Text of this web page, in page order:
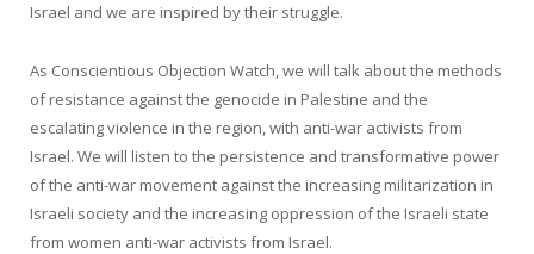
Israel and we are inspired by their struggle.
As Conscientious Objection Watch, we will talk about the methods
of resistance against the genocide in Palestine and the
escalating violence in the region, with anti-war activists from
Israel. We will listen to the persistence and transformative power
of the anti-war movement against the increasing militarization in
Israeli society and the increasing oppression of the Israeli state
from women anti-war activists from Israel.